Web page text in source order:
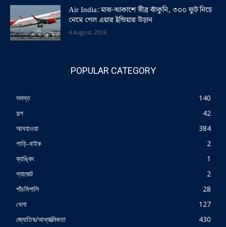
Air India: মাঝ-আকাশে তীব্র ঝাঁকুনি, ৩০০ ফুট নিচে
নেমে গেল এয়ার ইন্ডিয়ার উড়ান
4 August, 2026
POPULAR CATEGORY
সমস্ত
140
গল্প
42
আবহাওয়া
384
গাড়ি-বাইক
2
ব্যাঙ্কিং
1
গ্যাজেট
2
পাঁচমিশালি
28
খেলা
127
জ্যোতিষ/আধ্যাত্মিকতা
430